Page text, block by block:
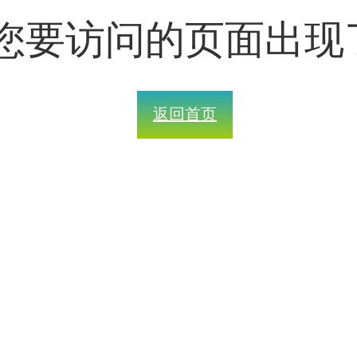
要访问的页面出现
返回首页